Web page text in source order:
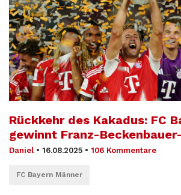
Rückkehr des Kakadus: FC
gewinnt Franz-
Daniel • 16.08.2025 • 106 Kommentare
FC Bayern Männer